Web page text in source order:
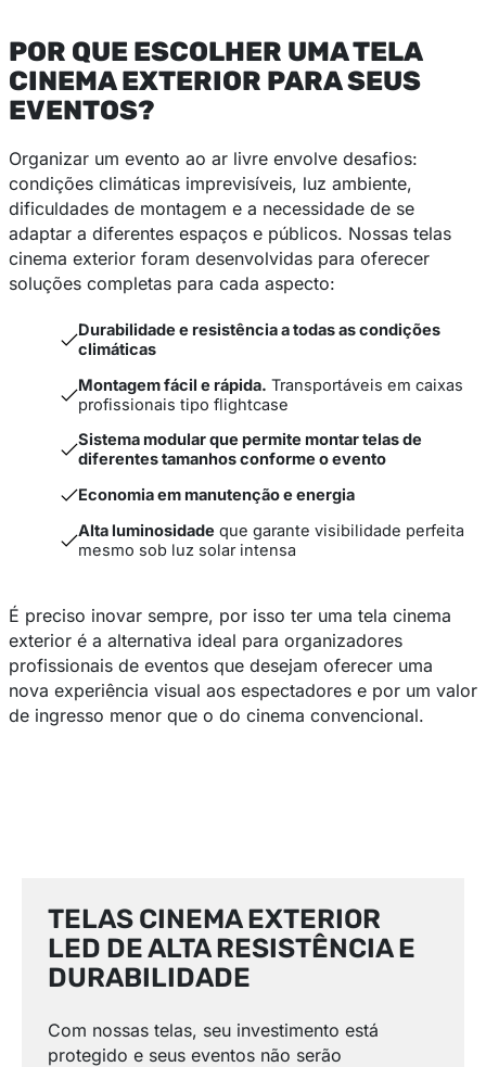
POR QUE ESCOLHER UMA TELA
CINEMA EXTERIOR PARA SEUS
EVENTOS?
Organizar um evento ao ar livre envolve desafios:
condições climáticas imprevisíveis, luz ambiente,
dificuldades de montagem e a necessidade de se
adaptar a diferentes espaços e públicos. Nossas telas
cinema exterior foram desenvolvidas para oferecer
soluções completas para cada aspecto:
Durabilidade e resistência a todas as condições
climáticas
Montagem fácil e rápida. Transportáveis em caixas
profissionais tipo flightcase
Sistema modular que permite montar telas de
diferentes tamanhos conforme o evento
Economia em manutenção e energia
Alta luminosidade que garante visibilidade perfeita
mesmo sob luz solar intensa
É preciso inovar sempre, por isso ter uma tela cinema
exterior é a alternativa ideal para organizadores
profissionais de eventos que desejam oferecer uma
nova experiência visual aos espectadores e por um valor
de ingresso menor que o do cinema convencional.
TELAS CINEMA EXTERIOR
LED DE ALTA RESISTÊNCIA E
DURABILIDADE
Com nossas telas, seu investimento está
protegido e seus eventos não serão